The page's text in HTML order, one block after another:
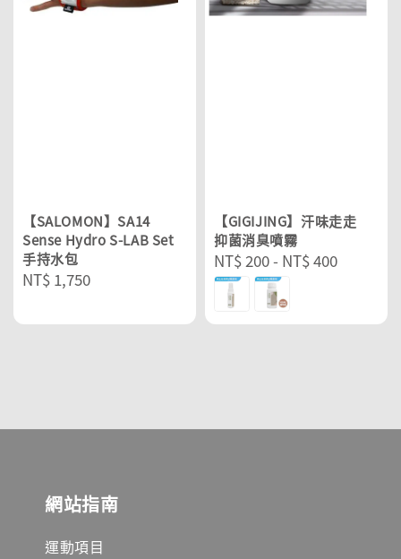
【SALOMON】SA14
Sense Hydro S-LAB Set
手持水包
Regular
NT$ 1,750
【GIGIJING】汗味走走
抑菌消臭噴霧
Regular
price
NT$ 200- NT$ 400
網站指南
運動項目